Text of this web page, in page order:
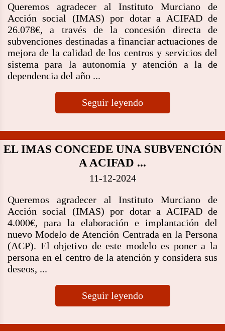
Queremos agradecer al Instituto Murciano de
Acción social (IMAS) por dotar a ACIFAD de
26.078€, a través de la concesión directa de
subvenciones destinadas a financiar actuaciones de
mejora de la calidad de los centros y servicios del
sistema para la autonomía y atención a la de
dependencia del año ...
Seguir leyendo
EL IMAS CONCEDE UNA SUBVENCIÓN
A ACIFAD ...
11-12-2024
Queremos agradecer al Instituto Murciano de
Acción social (IMAS) por dotar a ACIFAD de
4.000€, para la elaboración e implantación del
nuevo Modelo de Atención Centrada en la Persona
(ACP). El objetivo de este modelo es poner a la
persona en el centro de la atención y considera sus
deseos, ...
Seguir leyendo